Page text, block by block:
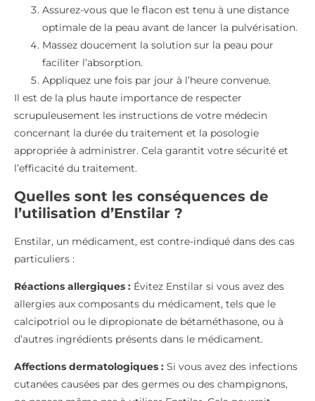
Assurez-vous que le flacon est tenu à une distance
optimale de la peau avant de lancer la pulvérisation.
Massez doucement la solution sur la peau pour
faciliter l’absorption.
Appliquez une fois par jour à l’heure convenue.
Il est de la plus haute importance de respecter
scrupuleusement les instructions de votre médecin
concernant la durée du traitement et la posologie
appropriée à administrer. Cela garantit votre sécurité et
l’efficacité du traitement.
Quelles sont les conséquences de
l’utilisation d’Enstilar ?
Enstilar, un médicament, est contre-indiqué dans des cas
particuliers :
Réactions allergiques : Évitez Enstilar si vous avez des
allergies aux composants du médicament, tels que le
calcipotriol ou le dipropionate de bétaméthasone, ou à
d’autres ingrédients présents dans le médicament.
Affections dermatologiques : Si vous avez des infections
cutanées causées par des germes ou des champignons,